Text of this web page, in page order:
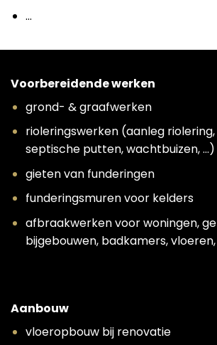
…
Voorbereidende werken
grond- & graafwerken
rioleringswerken (aanleg
septische putten, wachtbuizen, …)
gieten van funderingen
funderingsmuren voor kelders
afbraakwerken voor woningen,
bijgebouwen, badkamers,
Aanbouw
vloeropbouw bij renovatie